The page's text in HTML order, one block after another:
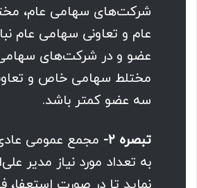
شرکت‌های سهامی عام،
عام و تعاونی سهامی عام
عضو و در شرکت‌های
مختلط سهامی ‌خاص و
سه عضو کمتر باشد.
تبصره ۲-
مجمع عمومی
به تعداد مورد نیاز مدیر